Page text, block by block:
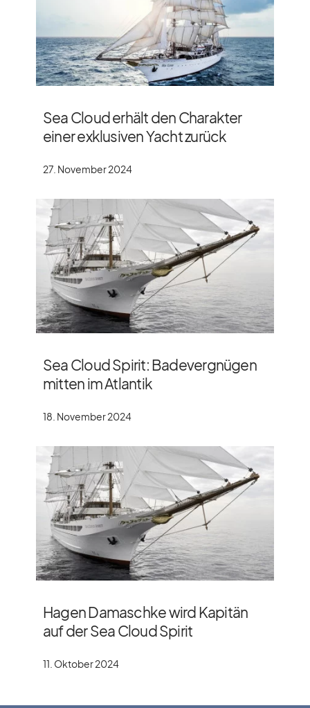
Sea Cloud erhält den Charakter
einer exklusiven Yacht zurück
27. November 2024
Sea Cloud Spirit: Badevergnügen
mitten im Atlantik
18. November 2024
Hagen Damaschke wird Kapitän
auf der Sea Cloud Spirit
11. Oktober 2024